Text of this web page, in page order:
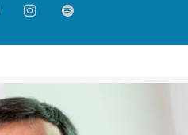
YouTubeInstagram
Spotify